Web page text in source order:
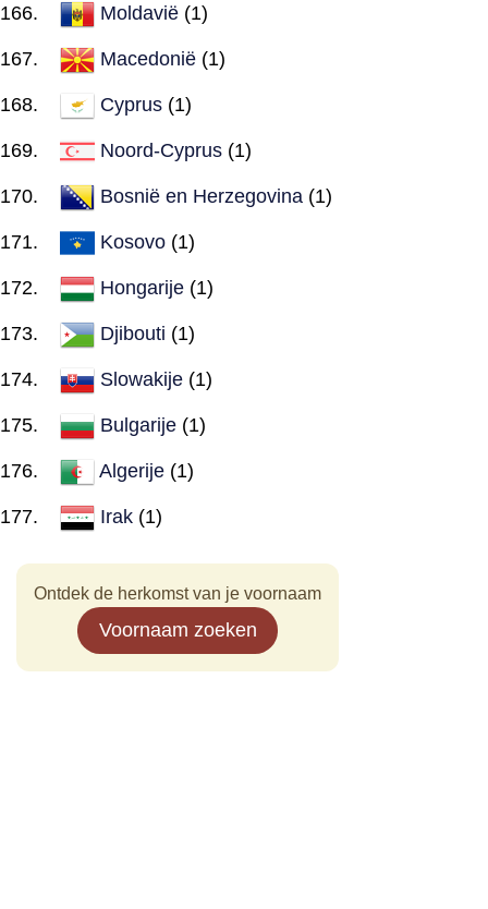
Moldavië (1)
Macedonië (1)
Cyprus (1)
Noord-Cyprus (1)
Bosnië en Herzegovina (1)
Kosovo (1)
Hongarije (1)
Djibouti (1)
Slowakije (1)
Bulgarije (1)
Algerije (1)
Irak (1)
Ontdek de herkomst van je voornaam
Voornaam zoeken